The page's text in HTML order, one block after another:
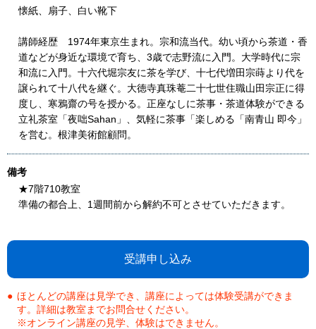
懐紙、扇子、白い靴下
講師経歴 1974年東京生まれ。宗和流当代。幼い頃から茶道・香
道などが身近な環境で育ち、3歳で志野流に入門。大学時代に宗
和流に入門。十六代堀宗友に茶を学び、十七代増田宗蒔より代を
譲られて十八代を継ぐ。大徳寺真珠菴二十七世住職山田宗正に得
度し、寒鴉齋の号を授かる。正座なしに茶事・茶道体験ができる
立礼茶室「夜咄Sahan」、気軽に茶事「楽しめる「南青山 即今」
を営む。根津美術館顧問。
備考
★7階710教室
準備の都合上、1週間前から解約不可とさせていただきます。
受講申し込み
ほとんどの講座は見学でき、講座によっては体験受講ができま
す。詳細は教室までお問合せください。
※オンライン講座の見学、体験はできません。